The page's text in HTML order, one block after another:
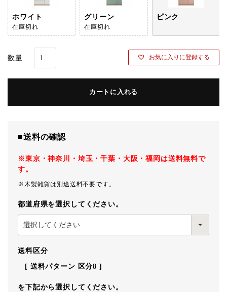
ホワイト
在庫切れ
グリーン
在庫切れ
ピンク
お気に入りに登録する
カートに入れる
■送料の確認
※東京・神奈川・埼玉・千葉・大阪・福岡は送料無料で
す。
※木製雑貨は別途送料不要です。
都道府県を選択してください。
送料区分
送料パターン 区分8
を下記から選択してください。